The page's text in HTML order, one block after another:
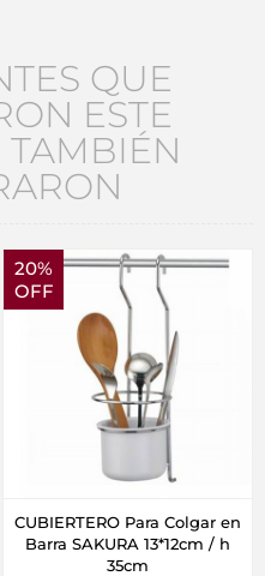
QUE
ESTE
20%
OFF
CUBIERTERO Para Colgar en
Barra SAKURA 13*12cm / h
35cm